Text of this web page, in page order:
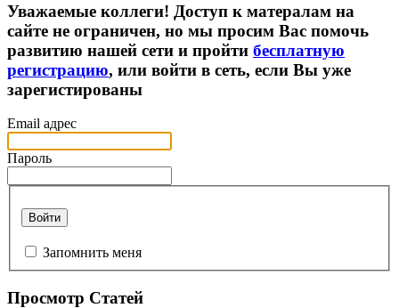
Уважаемые коллеги! Доступ к матералам на
сайте не ограничен, но мы просим Вас помочь
развитию нашей сети и пройти бесплатную
регистрацию, или войти в сеть, если Вы уже
зарегистированы
Email адрес
Пароль
Войти
Запомнить меня
Просмотр Статей